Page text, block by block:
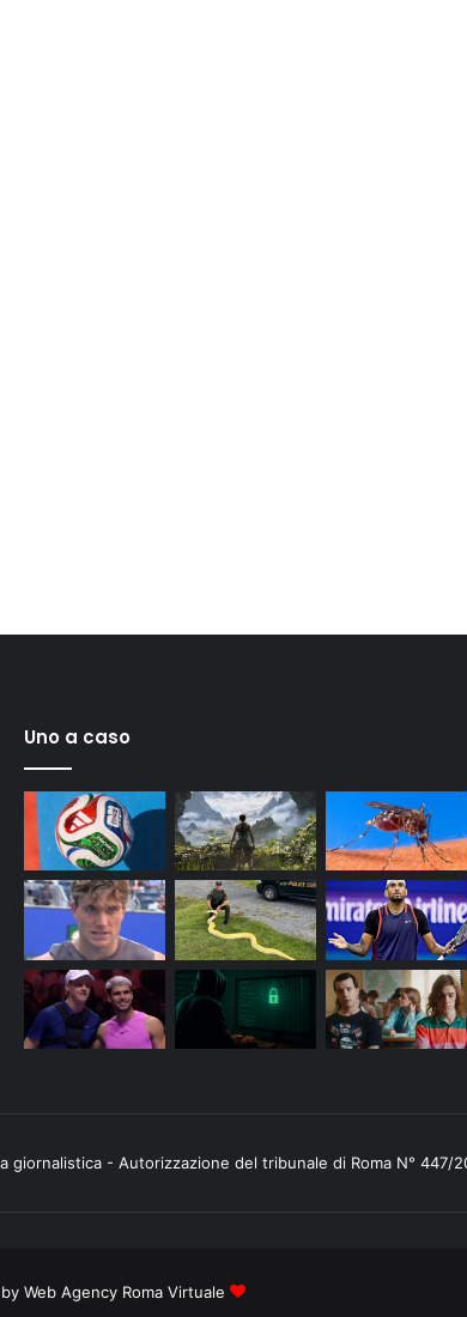
Uno a caso
giornalistica - Autorizzazione del tribunale di Roma N° 447/
Web Agency Roma Virtuale